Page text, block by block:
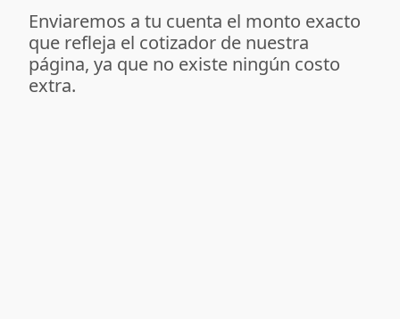
Enviaremos a tu cuenta el monto exacto
que refleja el cotizador de nuestra
página, ya que no existe ningún costo
extra.